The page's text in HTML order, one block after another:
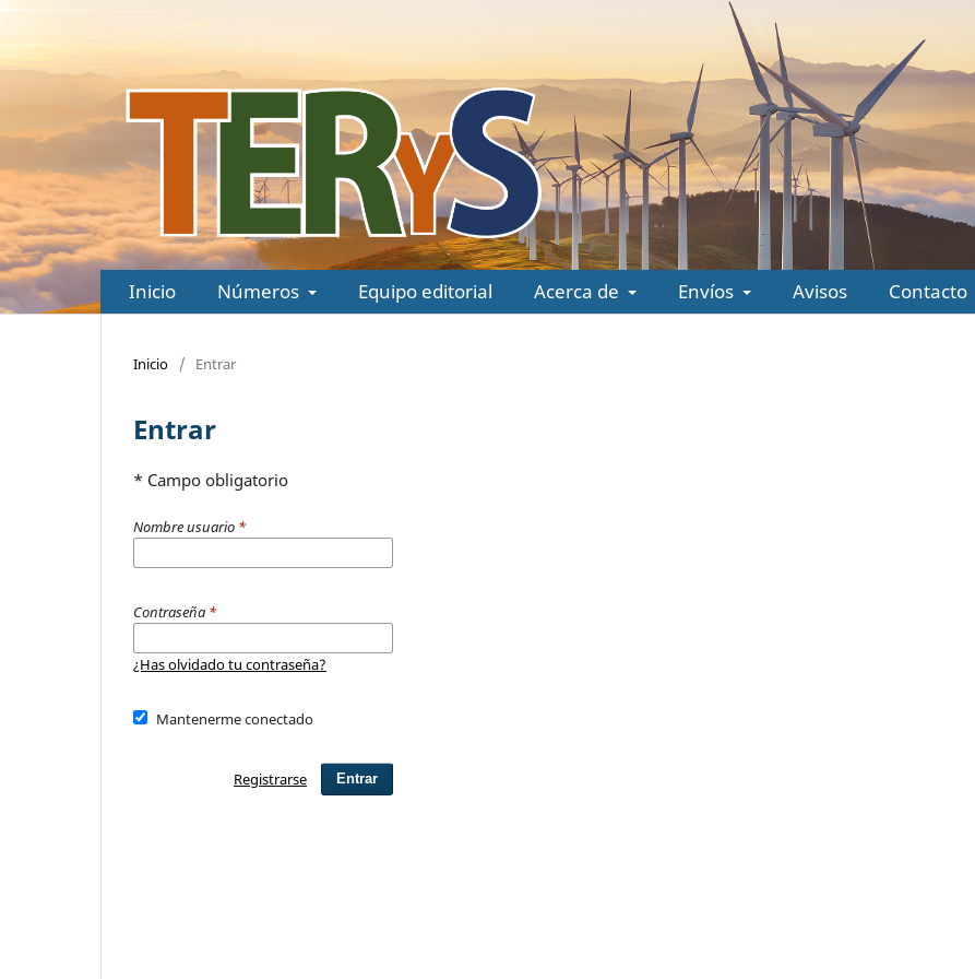
Inicio Números Equipo editorial Acerca de Envíos Avisos Contacto
Inicio / Entrar
Entrar
* Campo obligatorio
Nombre usuario *
Contraseña *
¿Has olvidado tu contraseña?
Mantenerme conectado
Entrar
Registrarse